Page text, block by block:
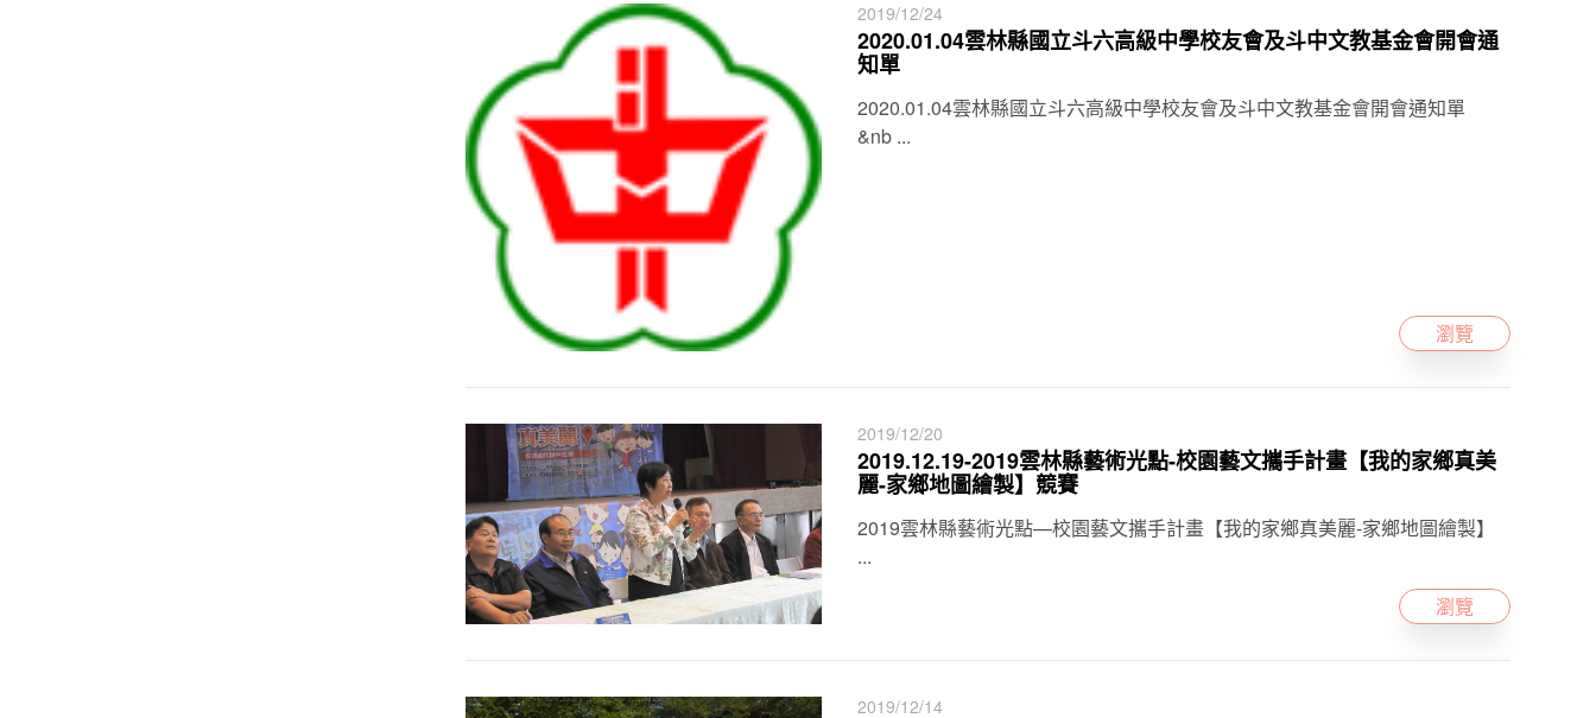
2019/12/24
2020.01.04雲林縣國立斗六高級中學校友會及斗中文教基金會開會通
知單
2020.01.04雲林縣國立斗六高級中學校友會及斗中文教基金會開會通知單
&nb ...
瀏覽
2019/12/20
2019.12.19-2019雲林縣藝術光點-校園藝文攜手計畫【我的家鄉真美
麗-家鄉地圖繪製】競賽
2019雲林縣藝術光點—校園藝文攜手計畫【我的家鄉真美麗-家鄉地圖繪製】
...
瀏覽
2019/12/14